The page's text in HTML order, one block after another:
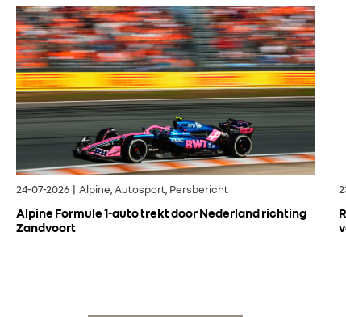
24-07-2026 | Alpine, Autosport, Persbericht
Alpine Formule 1-auto trekt door Nederland richting
Zandvoort